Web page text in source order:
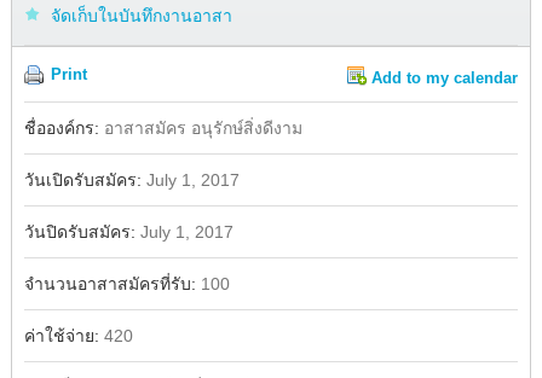
จัดเก็บในบันทึกงานอาสา
Print Add to my calendar
Facebook
ชื่อองค์กร: อาสาสมัคร อนุรักษ์สิ่งดีงาม
วันเปิดรับสมัคร: July 1, 2017
วันปิดรับสมัคร: July 1, 2017
จำนวนอาสาสมัครที่รับ: 100
ค่าใช้จ่าย: 420